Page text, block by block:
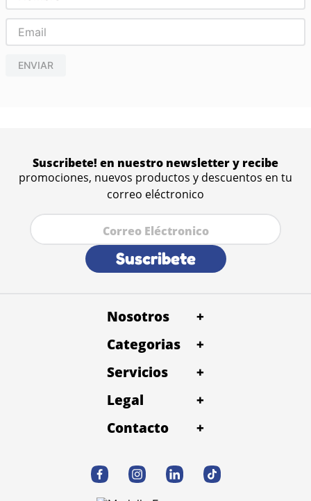
ENVIAR
Suscribete! en nuestro newsletter y recibe
promociones, nuevos productos y descuentos en tu
correo eléctronico
Suscribete
Nosotros
+
Categorias
+
Servicios
+
Legal
+
Contacto
+